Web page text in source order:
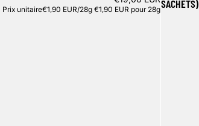
Prix unitaire€1,90 EUR/28g €1,90 EUR pour 28gSACHETS)